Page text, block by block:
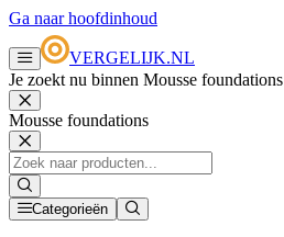
Ga naar hoofdinhoud
VERGELIJK.NL
Je zoekt nu binnen Mousse foundations
Mousse foundations
Categorieën